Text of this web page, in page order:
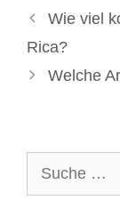
Wie viel
Rica?
Welche
nach: